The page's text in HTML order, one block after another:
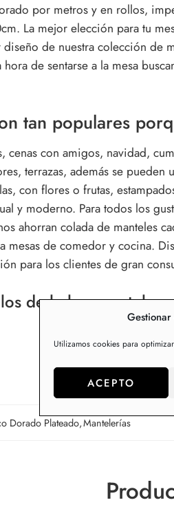
Utilizamos cookies para
ACEPTO
por metros y en rollos,
La mejor elección para tu
de nuestra colección de
de sentarse a la mesa
tan populares
cenas con amigos, navidad,
terrazas, además se
con flores o frutas,
y moderno. Para todos los
ahorran colada de manteles
mesas de comedor y cocina.
para los clientes de gran
de hule y
Dorado Plateado,Mantelerías